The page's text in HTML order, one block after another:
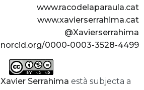
www.racodelaparaula.cat
www.xavierserrahima.cat
@Xavierserrahima
orcid.org/0000-0003-3528-4499
Xavier Serrahima està subjecta a